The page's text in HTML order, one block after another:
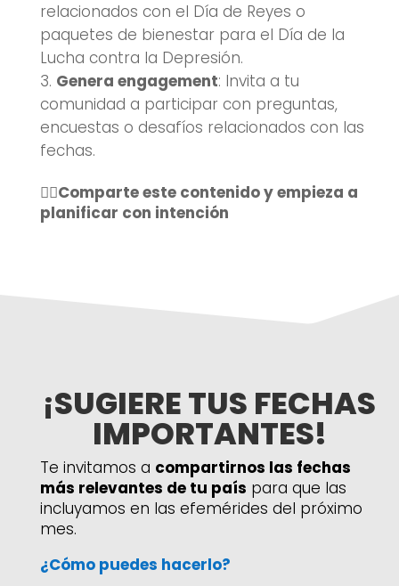
relacionados con el Día de Reyes o
paquetes de bienestar para el Día de la
Lucha contra la Depresión.
Genera engagement: Invita a tu
comunidad a participar con preguntas,
encuestas o desafíos relacionados con las
fechas.
👉🏼Comparte este contenido y empieza a
planificar con intención
¡SUGIERE TUS FECHAS
IMPORTANTES!
Te invitamos a compartirnos las fechas
más relevantes de tu país para que las
incluyamos en las efemérides del próximo
mes.
¿Cómo puedes hacerlo?